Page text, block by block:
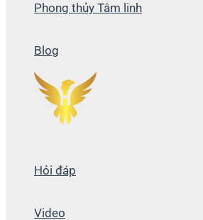
Phong thủy Tâm linh
Blog
Hỏi đáp
Video